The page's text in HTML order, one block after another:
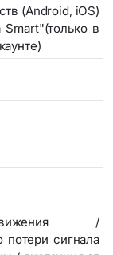
(Android, iOS)
в
/
сигнала